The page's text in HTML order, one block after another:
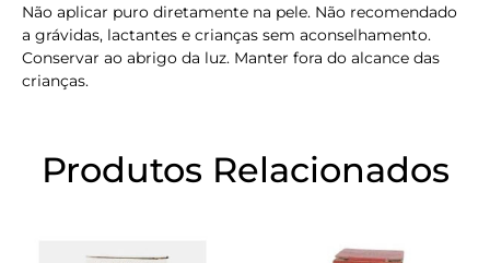
Não aplicar puro diretamente na pele. Não recomendado
a grávidas, lactantes e crianças sem aconselhamento.
Conservar ao abrigo da luz. Manter fora do alcance das
crianças.
Produtos Relacionados